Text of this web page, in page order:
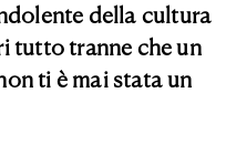
della cultura
tutto tranne che un
ti è mai stata un